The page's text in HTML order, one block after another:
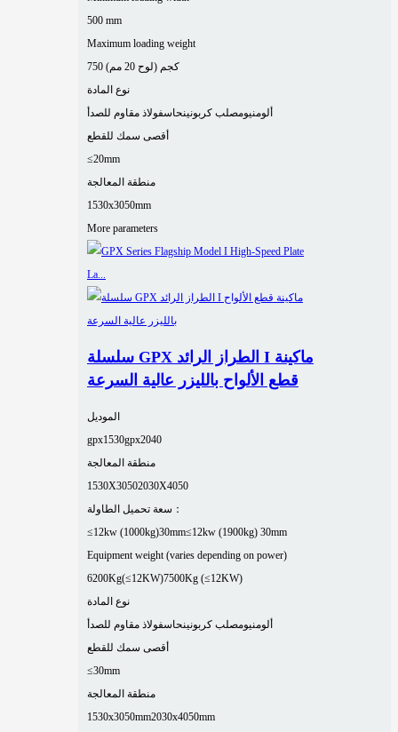
500 mm
Maximum loading weight
750 كجم (لوح 20 مم)
نوع المادة
ألومنيومصلب كربونينحاسفولاذ مقاوم للصدأ
أقصى سمك للقطع
≤20mm
منطقة المعالجة
1530x3050mm
More parameters
سلسلة GPX الطراز الرائد I ماكينة
قطع الألواح بالليزر عالية السرعة
الموديل
gpx1530gpx2040
منطقة المعالجة
1530X30502030X4050
سعة تحميل الطاولة：
≤12kw (1000kg)30mm≤12kw (1900kg) 30mm
Equipment weight (varies depending on power)
6200Kg(≤12KW)7500Kg (≤12KW)
نوع المادة
ألومنيومصلب كربونينحاسفولاذ مقاوم للصدأ
أقصى سمك للقطع
≤30mm
منطقة المعالجة
1530x3050mm2030x4050mm